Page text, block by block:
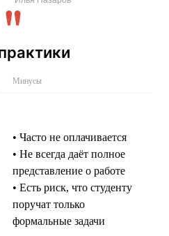
Минусы
• Часто не оплачивается
• Не всегда даёт полное
представление о работе
• Есть риск, что студенту
поручат только
формальные задачи